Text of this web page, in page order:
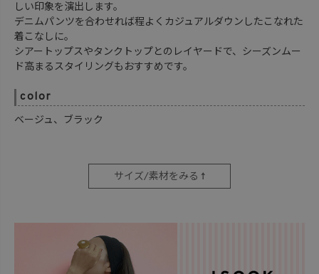
しい印象を演出します。
デニムパンツを合わせれば程よくカジュアルダウンしたこなれた
着こなしに。
シアートップスやタンクトップとのレイヤードで、シーズンムー
ド高まるスタイリングもおすすめです。
color
ベージュ、ブラック
サイズ/素材をみる ↑